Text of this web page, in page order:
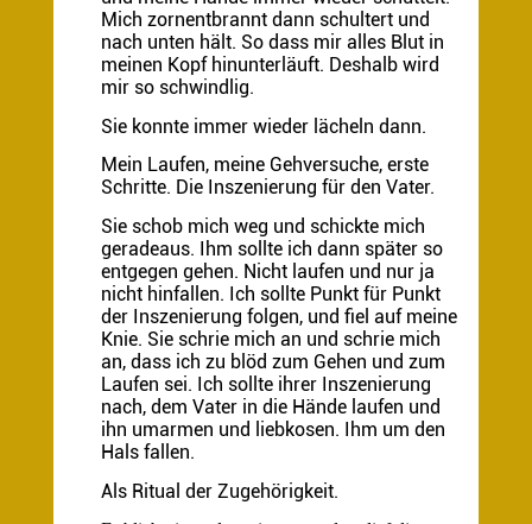
Mich zornentbrannt dann schultert und
nach unten hält. So dass mir alles Blut in
meinen Kopf hinunterläuft. Deshalb wird
mir so schwindlig.
Sie konnte immer wieder lächeln dann.
Mein Laufen, meine Gehversuche, erste
Schritte. Die Inszenierung für den Vater.
Sie schob mich weg und schickte mich
geradeaus. Ihm sollte ich dann später so
entgegen gehen. Nicht laufen und nur ja
nicht hinfallen. Ich sollte Punkt für Punkt
der Inszenierung folgen, und fiel auf meine
Knie. Sie schrie mich an und schrie mich
an, dass ich zu blöd zum Gehen und zum
Laufen sei. Ich sollte ihrer Inszenierung
nach, dem Vater in die Hände laufen und
ihn umarmen und liebkosen. Ihm um den
Hals fallen.
Als Ritual der Zugehörigkeit.